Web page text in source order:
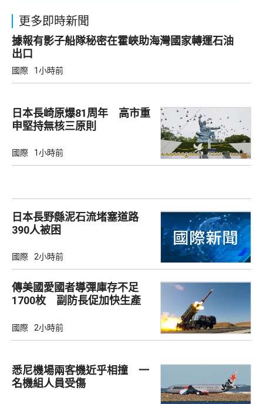
更多即時新聞
據報有影子船隊秘密在霍峽助海灣國家轉運石油
出口
國際 1小時前
日本長崎原爆81周年 高市重
申堅持無核三原則
國際 1小時前
日本長野縣泥石流堵塞道路
390人被困
國際 2小時前
傳美國愛國者導彈庫存不足
1700枚 副防長促加快生產
國際 2小時前
悉尼機場兩客機近乎相撞 一
名機組人員受傷